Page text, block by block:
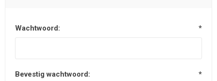
Wachtwoord: *
Bevestig wachtwoord: *